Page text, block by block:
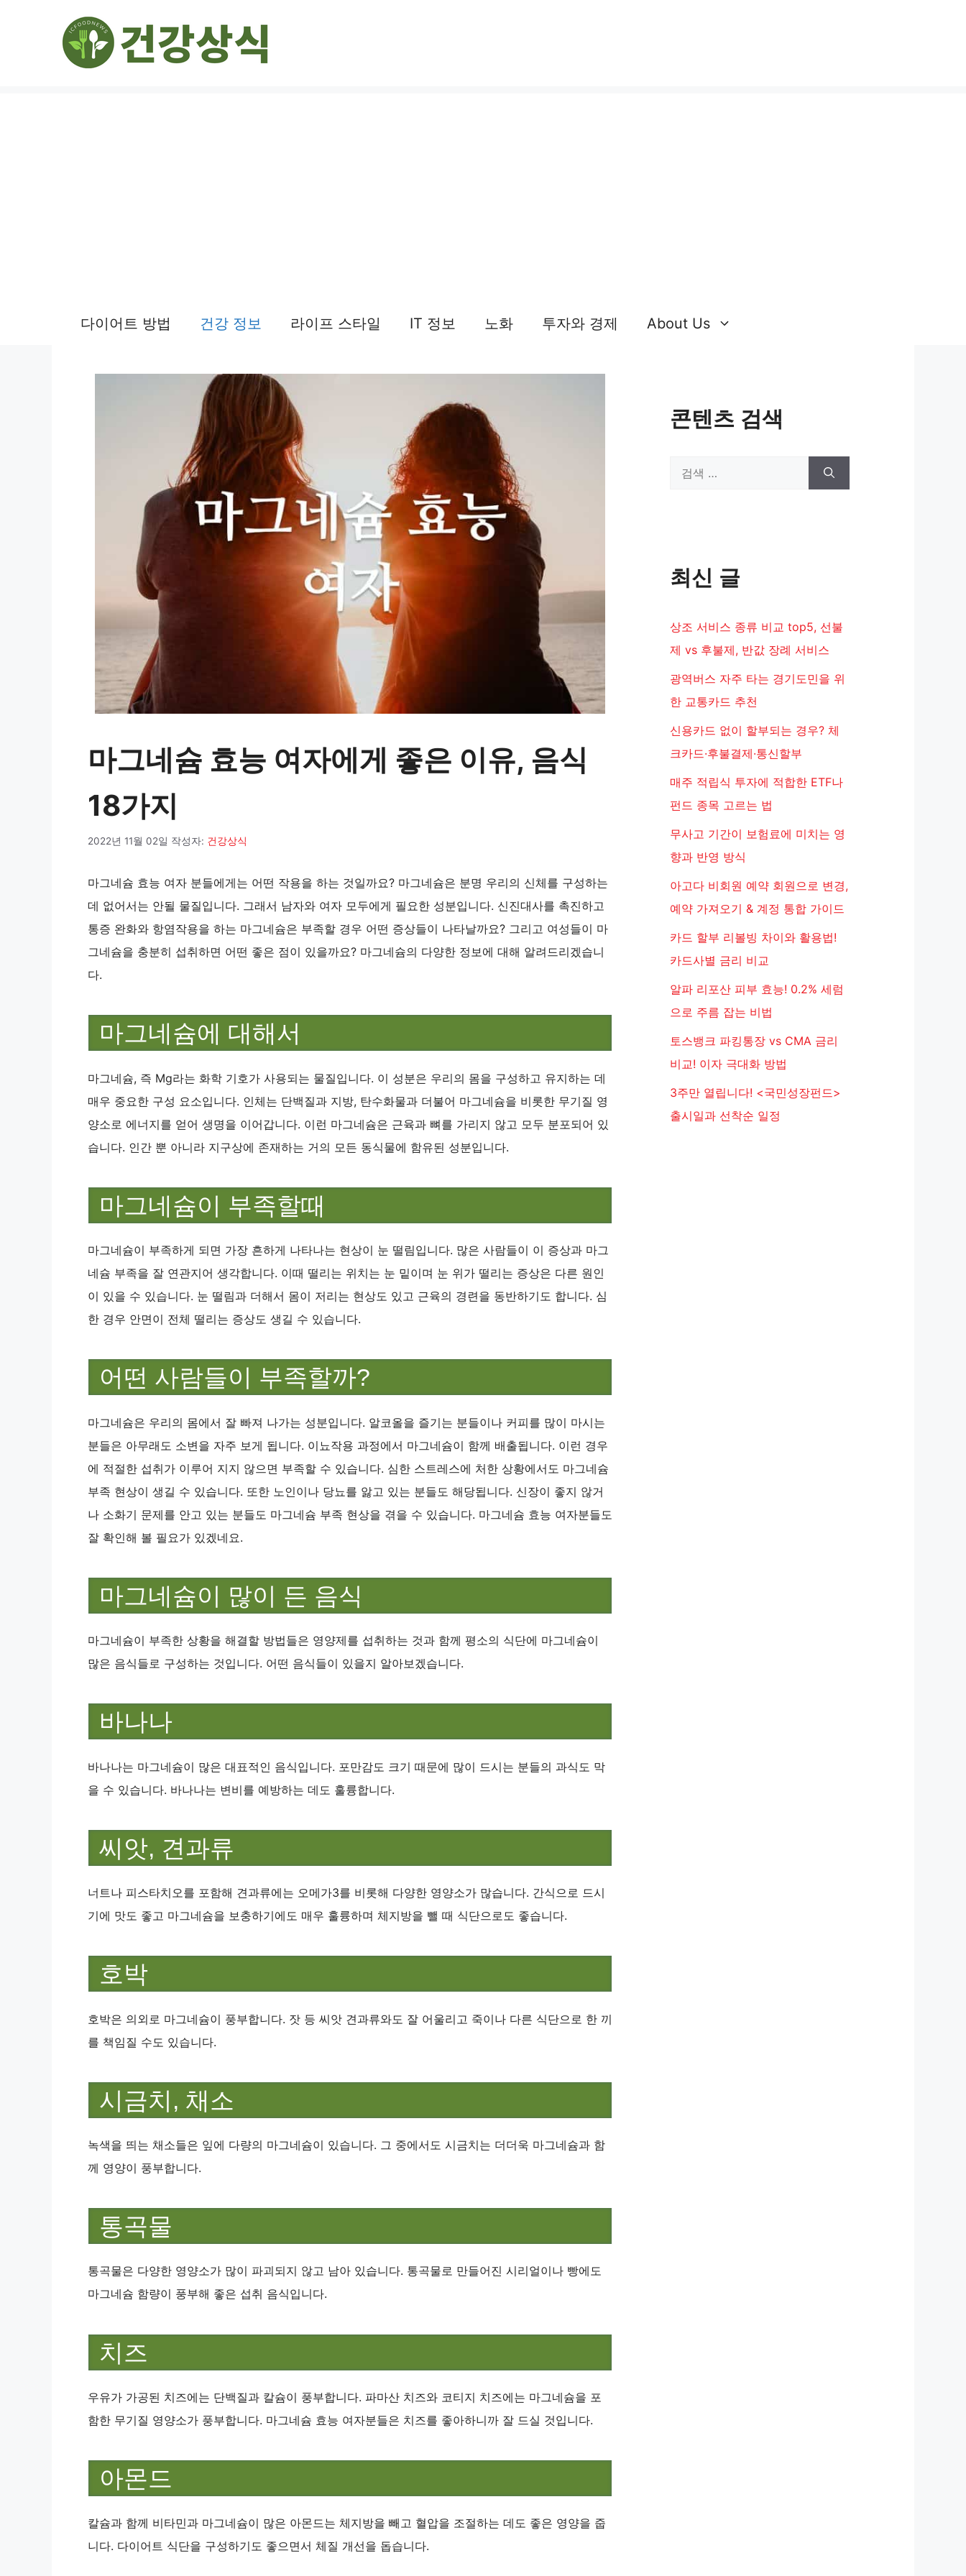
다이어트 방법 건강 정보 라이프 스타일 IT 정보 노화 투자와 경제 About Us
마그네슘 효능 여자에게 좋은 이유, 음식
18가지
2022년 11월 02일 작성자: 건강상식
마그네슘 효능 여자 분들에게는 어떤 작용을 하는 것일까요? 마그네슘은 분명 우리의 신체를 구성하는
데 없어서는 안될 물질입니다. 그래서 남자와 여자 모두에게 필요한 성분입니다. 신진대사를 촉진하고
통증 완화와 항염작용을 하는 마그네슘은 부족할 경우 어떤 증상들이 나타날까요? 그리고 여성들이 마
그네슘을 충분히 섭취하면 어떤 좋은 점이 있을까요? 마그네슘의 다양한 정보에 대해 알려드리겠습니
다.
마그네슘에 대해서
마그네슘, 즉 Mg라는 화학 기호가 사용되는 물질입니다. 이 성분은 우리의 몸을 구성하고 유지하는 데
매우 중요한 구성 요소입니다. 인체는 단백질과 지방, 탄수화물과 더불어 마그네슘을 비롯한 무기질 영
양소로 에너지를 얻어 생명을 이어갑니다. 이런 마그네슘은 근육과 뼈를 가리지 않고 모두 분포되어 있
습니다. 인간 뿐 아니라 지구상에 존재하는 거의 모든 동식물에 함유된 성분입니다.
마그네슘이 부족할때
마그네슘이 부족하게 되면 가장 흔하게 나타나는 현상이 눈 떨림입니다. 많은 사람들이 이 증상과 마그
네슘 부족을 잘 연관지어 생각합니다. 이때 떨리는 위치는 눈 밑이며 눈 위가 떨리는 증상은 다른 원인
이 있을 수 있습니다. 눈 떨림과 더해서 몸이 저리는 현상도 있고 근육의 경련을 동반하기도 합니다. 심
한 경우 안면이 전체 떨리는 증상도 생길 수 있습니다.
어떤 사람들이 부족할까?
마그네슘은 우리의 몸에서 잘 빠져 나가는 성분입니다. 알코올을 즐기는 분들이나 커피를 많이 마시는
분들은 아무래도 소변을 자주 보게 됩니다. 이뇨작용 과정에서 마그네슘이 함께 배출됩니다. 이런 경우
에 적절한 섭취가 이루어 지지 않으면 부족할 수 있습니다. 심한 스트레스에 처한 상황에서도 마그네슘
부족 현상이 생길 수 있습니다. 또한 노인이나 당뇨를 앓고 있는 분들도 해당됩니다. 신장이 좋지 않거
나 소화기 문제를 안고 있는 분들도 마그네슘 부족 현상을 겪을 수 있습니다. 마그네슘 효능 여자분들도
잘 확인해 볼 필요가 있겠네요.
마그네슘이 많이 든 음식
마그네슘이 부족한 상황을 해결할 방법들은 영양제를 섭취하는 것과 함께 평소의 식단에 마그네슘이
많은 음식들로 구성하는 것입니다. 어떤 음식들이 있을지 알아보겠습니다.
바나나
바나나는 마그네슘이 많은 대표적인 음식입니다. 포만감도 크기 때문에 많이 드시는 분들의 과식도 막
을 수 있습니다. 바나나는 변비를 예방하는 데도 훌륭합니다.
씨앗, 견과류
너트나 피스타치오를 포함해 견과류에는 오메가3를 비롯해 다양한 영양소가 많습니다. 간식으로 드시
기에 맛도 좋고 마그네슘을 보충하기에도 매우 훌륭하며 체지방을 뺄 때 식단으로도 좋습니다.
호박
호박은 의외로 마그네슘이 풍부합니다. 잣 등 씨앗 견과류와도 잘 어울리고 죽이나 다른 식단으로 한 끼
를 책임질 수도 있습니다.
시금치, 채소
녹색을 띄는 채소들은 잎에 다량의 마그네슘이 있습니다. 그 중에서도 시금치는 더더욱 마그네슘과 함
께 영양이 풍부합니다.
통곡물
통곡물은 다양한 영양소가 많이 파괴되지 않고 남아 있습니다. 통곡물로 만들어진 시리얼이나 빵에도
마그네슘 함량이 풍부해 좋은 섭취 음식입니다.
치즈
우유가 가공된 치즈에는 단백질과 칼슘이 풍부합니다. 파마산 치즈와 코티지 치즈에는 마그네슘을 포
함한 무기질 영양소가 풍부합니다. 마그네슘 효능 여자분들은 치즈를 좋아하니까 잘 드실 것입니다.
아몬드
칼슘과 함께 비타민과 마그네슘이 많은 아몬드는 체지방을 빼고 혈압을 조절하는 데도 좋은 영양을 줍
니다. 다이어트 식단을 구성하기도 좋으면서 체질 개선을 돕습니다.
콘텐츠 검색
최신 글
상조 서비스 종류 비교 top5, 선불
제 vs 후불제, 반값 장례 서비스
광역버스 자주 타는 경기도민을 위
한 교통카드 추천
신용카드 없이 할부되는 경우? 체
크카드·후불결제·통신할부
매주 적립식 투자에 적합한 ETF나
펀드 종목 고르는 법
무사고 기간이 보험료에 미치는 영
향과 반영 방식
아고다 비회원 예약 회원으로 변경,
예약 가져오기 & 계정 통합 가이드
카드 할부 리볼빙 차이와 활용법!
카드사별 금리 비교
알파 리포산 피부 효능! 0.2% 세럼
으로 주름 잡는 비법
토스뱅크 파킹통장 vs CMA 금리
비교! 이자 극대화 방법
3주만 열립니다! <국민성장펀드>
출시일과 선착순 일정